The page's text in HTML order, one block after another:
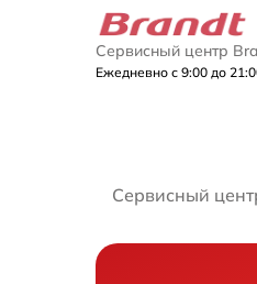
Сервисный центр
Ежедневно с 9:00 до
Сервисный